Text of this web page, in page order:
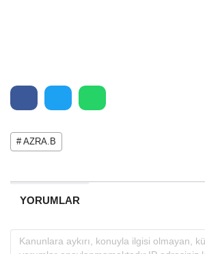
# AZRA.B
YORUMLAR